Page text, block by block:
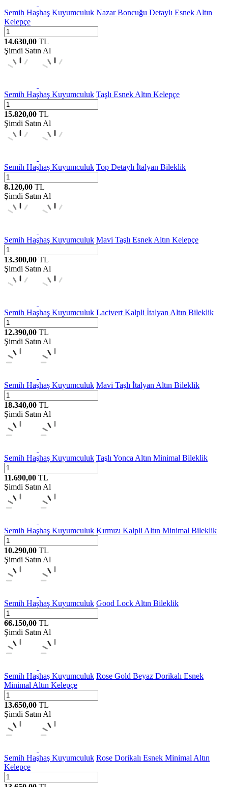
Semih Haşhaş Kuyumculuk Nazar Boncuğu Detaylı Esnek Altın
Kelepçe
14.630,00 TL
Şimdi Satın Al
Semih Haşhaş Kuyumculuk Taşlı Esnek Altın Kelepçe
15.820,00 TL
Şimdi Satın Al
Semih Haşhaş Kuyumculuk Top Detaylı İtalyan Bileklik
8.120,00 TL
Şimdi Satın Al
Semih Haşhaş Kuyumculuk Mavi Taşlı Esnek Altın Kelepçe
13.300,00 TL
Şimdi Satın Al
Semih Haşhaş Kuyumculuk Lacivert Kalpli İtalyan Altın Bileklik
12.390,00 TL
Şimdi Satın Al
Semih Haşhaş Kuyumculuk Mavi Taşlı İtalyan Altın Bileklik
18.340,00 TL
Şimdi Satın Al
Semih Haşhaş Kuyumculuk Taşlı Yonca Altın Minimal Bileklik
11.690,00 TL
Şimdi Satın Al
Semih Haşhaş Kuyumculuk Kırmızı Kalpli Altın Minimal Bileklik
10.290,00 TL
Şimdi Satın Al
Semih Haşhaş Kuyumculuk Good Lock Altın Bileklik
66.150,00 TL
Şimdi Satın Al
Semih Haşhaş Kuyumculuk Rose Gold Beyaz Dorikalı Esnek
Minimal Altın Kelepçe
13.650,00 TL
Şimdi Satın Al
Semih Haşhaş Kuyumculuk Rose Dorikalı Esnek Minimal Altın
Kelepçe